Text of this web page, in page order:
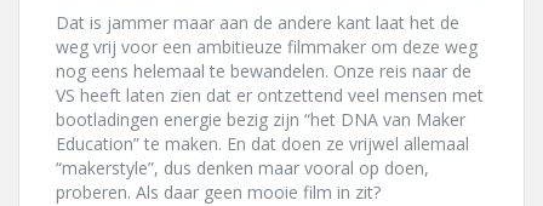
Dat is jammer maar aan de andere kant laat het de
weg vrij voor een ambitieuze filmmaker om deze weg
nog eens helemaal te bewandelen. Onze reis naar de
VS heeft laten zien dat er ontzettend veel mensen met
bootladingen energie bezig zijn “het DNA van Maker
Education” te maken. En dat doen ze vrijwel allemaal
“makerstyle”, dus denken maar vooral op doen,
proberen. Als daar geen mooie film in zit?